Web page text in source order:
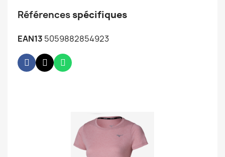
Références spécifiques
EAN13 5059882854923